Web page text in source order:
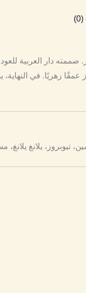
تيوبروز، يلانغ